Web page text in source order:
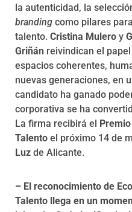
la autenticidad, la
branding como pilares
talento. Cristina Mulero y
Griñán reivindican el
espacios coherentes,
nuevas generaciones, en
candidato ha ganado
corporativa se ha
La firma recibirá el
Talento el próximo 14 de
Luz de Alicante.
– El reconocimiento de
Talento llega en un